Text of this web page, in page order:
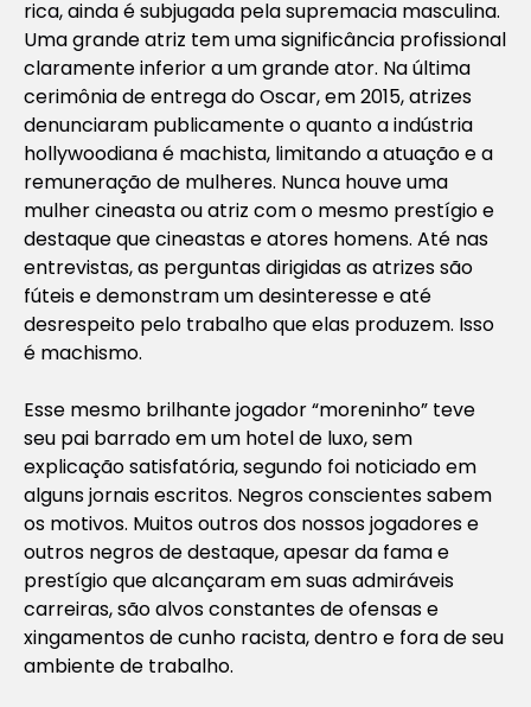
rica, ainda é subjugada pela supremacia masculina.
Uma grande atriz tem uma significância profissional
claramente inferior a um grande ator. Na última
cerimônia de entrega do Oscar, em 2015, atrizes
denunciaram publicamente o quanto a indústria
hollywoodiana é machista, limitando a atuação e a
remuneração de mulheres. Nunca houve uma
mulher cineasta ou atriz com o mesmo prestígio e
destaque que cineastas e atores homens. Até nas
entrevistas, as perguntas dirigidas as atrizes são
fúteis e demonstram um desinteresse e até
desrespeito pelo trabalho que elas produzem. Isso
é machismo.
Esse mesmo brilhante jogador “moreninho” teve
seu pai barrado em um hotel de luxo, sem
explicação satisfatória, segundo foi noticiado em
alguns jornais escritos. Negros conscientes sabem
os motivos. Muitos outros dos nossos jogadores e
outros negros de destaque, apesar da fama e
prestígio que alcançaram em suas admiráveis
carreiras, são alvos constantes de ofensas e
xingamentos de cunho racista, dentro e fora de seu
ambiente de trabalho.